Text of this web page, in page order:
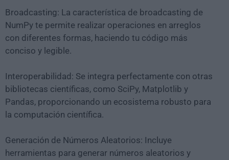
Broadcasting: La característica de broadcasting de
NumPy te permite realizar operaciones en arreglos
con diferentes formas, haciendo tu código más
conciso y legible.
Interoperabilidad: Se integra perfectamente con otras
bibliotecas científicas, como SciPy, Matplotlib y
Pandas, proporcionando un ecosistema robusto para
la computación científica.
Generación de Números Aleatorios: Incluye
herramientas para generar números aleatorios y